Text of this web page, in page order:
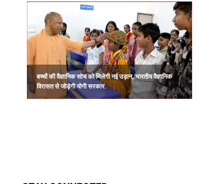
बच्चों की वैज्ञानिक सोच को मिलेगी नई उड़ान, भारतीय वैज्ञानिक
विरासत से जोड़ेगी योगी सरकार.